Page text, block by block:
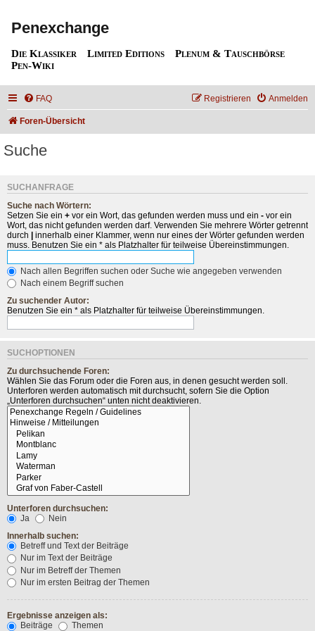
Penexchange
Die Klassiker Limited Editions
Plenum & Tauschbörse
Pen-Wiki
FAQ Anmelden
Registrieren
Foren-Übersicht
Suche
SUCHANFRAGE
Suche nach Wörtern:
Setzen Sie ein + vor ein Wort, das gefunden werden muss und ein - vor ein
Wort, das nicht gefunden werden darf. Verwenden Sie mehrere Wörter getrennt
durch | innerhalb einer Klammer, wenn nur eines der Wörter gefunden werden
muss. Benutzen Sie ein * als Platzhalter für teilweise Übereinstimmungen.
Nach allen Begriffen suchen oder Suche wie angegeben verwenden
Nach einem Begriff suchen
Zu suchender Autor:
Benutzen Sie ein * als Platzhalter für teilweise Übereinstimmungen.
SUCHOPTIONEN
Zu durchsuchende Foren:
Wählen Sie das Forum oder die Foren aus, in denen gesucht werden soll.
Unterforen werden automatisch mit durchsucht, sofern Sie die Option
„Unterforen durchsuchen“ unten nicht deaktivieren.
Unterforen durchsuchen:
Ja
Nein
Innerhalb suchen:
Betreff und Text der Beiträge
Nur im Text der Beiträge
Nur im Betreff der Themen
Nur im ersten Beitrag der Themen
Ergebnisse anzeigen als:
Beiträge
Themen